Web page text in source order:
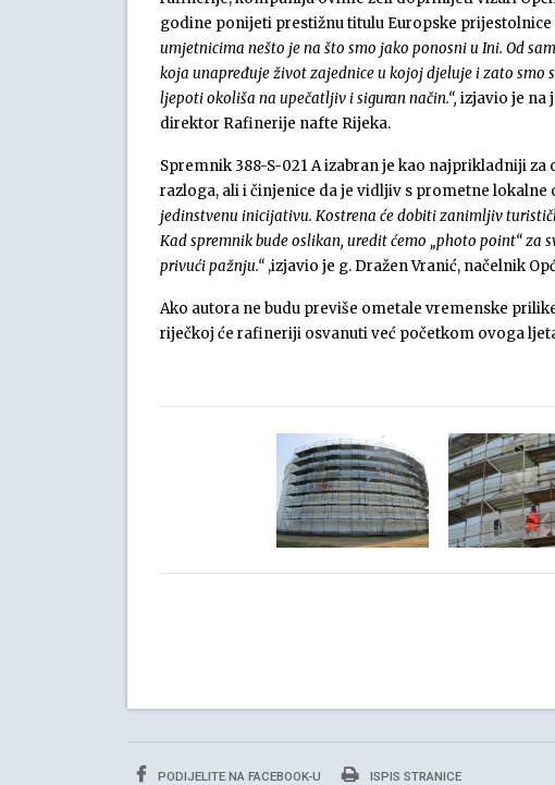
godine ponijeti prestižnu titulu Europske prijestolnice
umjetnicima nešto je na što smo jako ponosni u Ini. Od
koja unapređuje život zajednice u kojoj djeluje i zato smo
ljepoti okoliša na upečatljiv i siguran način.“, izjavio je na
direktor Rafinerije nafte Rijeka.
Spremnik 388-S-021 A izabran je kao najprikladniji
razloga, ali i činjenice da je vidljiv s prometne lokalne
jedinstvenu inicijativu. Kostrena će dobiti zanimljiv
Kad spremnik bude oslikan, uredit ćemo „photo point“ za
privući pažnju.“ ,izjavio je g. Dražen Vranić, načelnik
Ako autora ne budu previše ometale vremenske
riječkoj će rafineriji osvanuti već početkom ovoga
PODIJELITE NA FACEBOOK-U ISPIS STRANICE